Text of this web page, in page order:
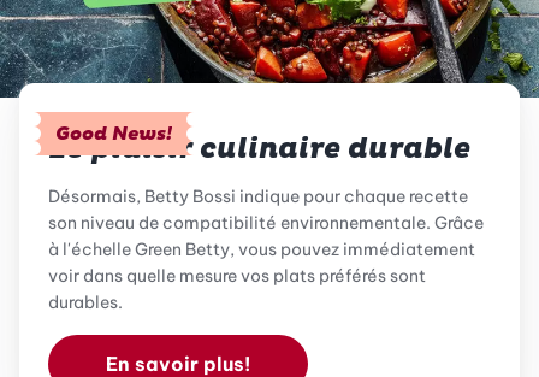
Good News!
Le plaisir culinaire durable
Désormais, Betty Bossi indique pour chaque recette
son niveau de compatibilité environnementale. Grâce
à l'échelle Green Betty, vous pouvez immédiatement
voir dans quelle mesure vos plats préférés sont
durables.
En savoir plus!